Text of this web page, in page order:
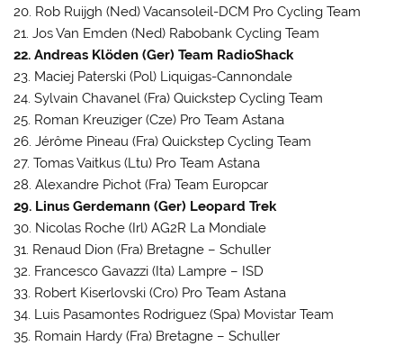
20. Rob Ruijgh (Ned) Vacansoleil-DCM Pro Cycling Team
21. Jos Van Emden (Ned) Rabobank Cycling Team
22. Andreas Klöden (Ger) Team RadioShack
23. Maciej Paterski (Pol) Liquigas-Cannondale
24. Sylvain Chavanel (Fra) Quickstep Cycling Team
25. Roman Kreuziger (Cze) Pro Team Astana
26. Jérôme Pineau (Fra) Quickstep Cycling Team
27. Tomas Vaitkus (Ltu) Pro Team Astana
28. Alexandre Pichot (Fra) Team Europcar
29. Linus Gerdemann (Ger) Leopard Trek
30. Nicolas Roche (Irl) AG2R La Mondiale
31. Renaud Dion (Fra) Bretagne – Schuller
32. Francesco Gavazzi (Ita) Lampre – ISD
33. Robert Kiserlovski (Cro) Pro Team Astana
34. Luis Pasamontes Rodriguez (Spa) Movistar Team
35. Romain Hardy (Fra) Bretagne – Schuller